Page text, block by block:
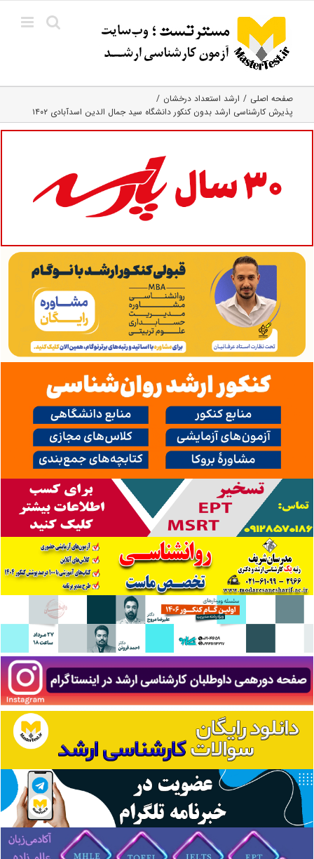
content
صفحه اصلی
ارشد استعداد درخشان
پذیرش کارشناسی ارشد بدون کنکور دانشگاه سید جمال الدین اسدآبادی ۱۴۰۲